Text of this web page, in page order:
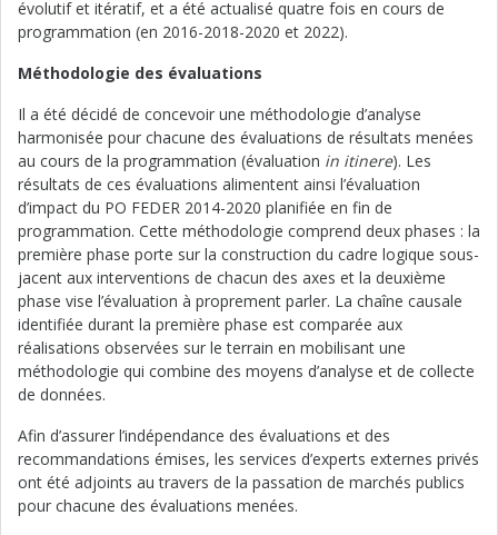
évolutif et itératif, et a été actualisé quatre fois en cours de
programmation (en 2016-2018-2020 et 2022).
Méthodologie des évaluations
Il a été décidé de concevoir une méthodologie d’analyse
harmonisée pour chacune des évaluations de résultats menées
au cours de la programmation (évaluation in itinere). Les
résultats de ces évaluations alimentent ainsi l’évaluation
d’impact du PO FEDER 2014-2020 planifiée en fin de
programmation. Cette méthodologie comprend deux phases : la
première phase porte sur la construction du cadre logique sous-
jacent aux interventions de chacun des axes et la deuxième
phase vise l’évaluation à proprement parler. La chaîne causale
identifiée durant la première phase est comparée aux
réalisations observées sur le terrain en mobilisant une
méthodologie qui combine des moyens d’analyse et de collecte
de données.
Afin d’assurer l’indépendance des évaluations et des
recommandations émises, les services d’experts externes privés
ont été adjoints au travers de la passation de marchés publics
pour chacune des évaluations menées.